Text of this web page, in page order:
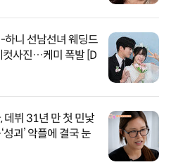
하니 선남선녀 웨딩드
컷사진…케미 폭발 [D
데뷔 31년 만 첫 민낯
괴’ 악플에 결국 눈